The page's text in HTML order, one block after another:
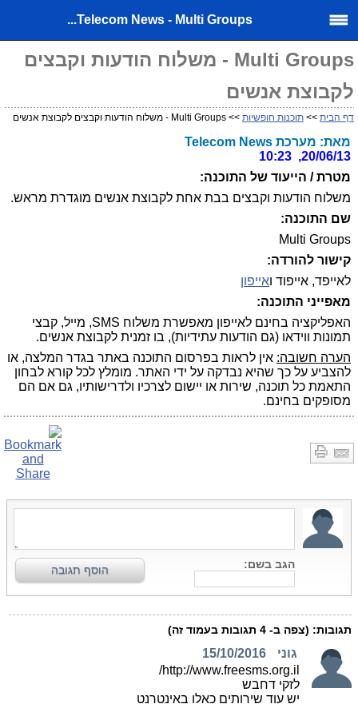
Telecom News - Multi Groups...
Multi Groups - משלוח הודעות וקבצים
לקבוצת אנשים
דף הבית >> תוכנות חופשיות >> Multi Groups - משלוח הודעות וקבצים לקבוצת אנשים
מאת: מערכת Telecom News
20/06/13, 10:23
מטרת / הייעוד של התוכנה:
משלוח הודעות וקבצים בבת אחת לקבוצת אנשים מוגדרת מראש.
שם התוכנה:
Multi Groups
קישור להורדה:
לאייפד, אייפוד ואייפון
מאפייני התוכנה:
האפליקציה בחינם לאייפון מאפשרת משלוח SMS, מייל, קבצי
תמונות ווידאו (גם הודעות עתידיות), בו זמנית לקבוצת אנשים.
הערה חשובה: אין לראות בפרסום התוכנה באתר בגדר המלצה, או
להצביע על כך שהיא נבדקה על ידי האתר. מומלץ לכל קורא לבחון
התאמת כל תוכנה, שירות או יישום לצרכיו ולדרישותיו, גם אם הם
מסופקים בחינם.